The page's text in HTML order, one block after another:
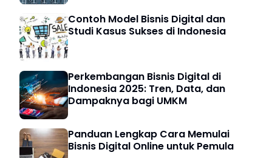
Contoh Model Bisnis Digital dan
Studi Kasus Sukses di Indonesia
Perkembangan Bisnis Digital di
Indonesia 2025: Tren, Data, dan
Dampaknya bagi UMKM
Panduan Lengkap Cara Memulai
Bisnis Digital Online untuk Pemula